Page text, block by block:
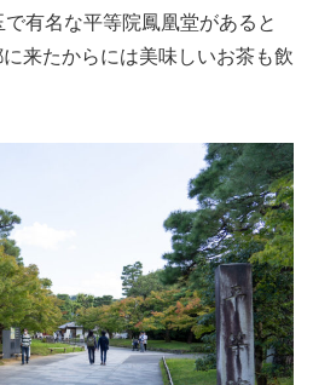
有名な平等院鳳凰堂があると
来たからには美味しいお茶も飲